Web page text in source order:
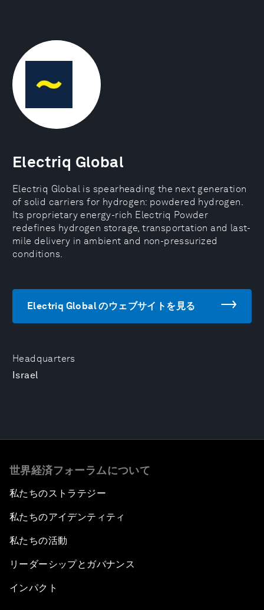
Headquarters
Israel
Electriq Global
Electriq Global is spearheading the next generation
of solid carriers for hydrogen: powdered hydrogen.
Its proprietary energy-rich Electriq Powder
redefines hydrogen storage, transportation and last-
mile delivery in ambient and non-pressurized
conditions.
Electriq Global のウェブサイトを見る
世界経済フォーラムについて
私たちのストラテジー
私たちのアイデンティティ
私たちの活動
リーダーシップとガバナンス
インパクト